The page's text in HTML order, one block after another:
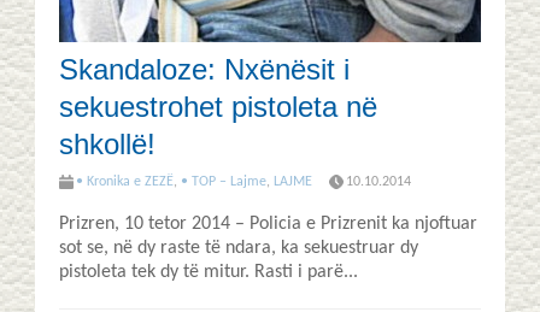
Skandaloze: Nxënësit i
sekuestrohet pistoleta në
shkollë!
• Kronika e ZEZË, • TOP – Lajme, LAJME 10.10.2014
Prizren, 10 tetor 2014 – Policia e Prizrenit ka njoftuar
sot se, në dy raste të ndara, ka sekuestruar dy
pistoleta tek dy të mitur. Rasti i parë...